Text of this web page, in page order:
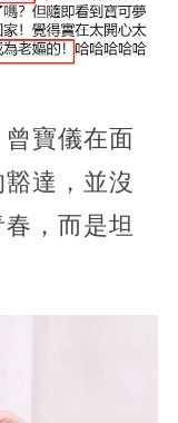
寶儀在面
達，並沒
，而是坦